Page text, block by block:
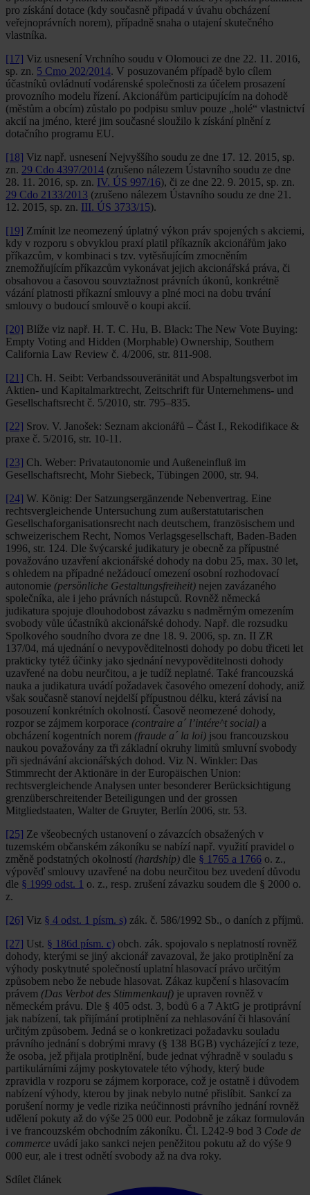
pro získání dotace (kdy současně připadá v úvahu obcházení
veřejnoprávních norem), případně snaha o utajení skutečného
vlastníka.
[17] Viz usnesení Vrchního soudu v Olomouci ze dne 22. 11. 2016,
sp. zn. 5 Cmo 202/2014. V posuzovaném případě bylo cílem
účastníků ovládnutí vodárenské společnosti za účelem prosazení
provozního modelu řízení. Akcionářům participujícím na dohodě
(městům a obcím) zůstalo po podpisu smluv pouze „holé“ vlastnictví
akcií na jméno, které jim současné sloužilo k získání plnění z
dotačního programu EU.
[18] Viz např. usnesení Nejvyššího soudu ze dne 17. 12. 2015, sp.
zn. 29 Cdo 4397/2014 (zrušeno nálezem Ústavního soudu ze dne
28. 11. 2016, sp. zn. IV. ÚS 997/16), či ze dne 22. 9. 2015, sp. zn.
29 Cdo 2133/2013 (zrušeno nálezem Ústavního soudu ze dne 21.
12. 2015, sp. zn. III. ÚS 3733/15).
[19] Zmínit lze neomezený úplatný výkon práv spojených s akciemi,
kdy v rozporu s obvyklou praxí platil příkazník akcionářům jako
příkazcům, v kombinaci s tzv. vytěsňujícím zmocněním
znemožňujícím příkazcům vykonávat jejich akcionářská práva, či
obsahovou a časovou souvztažnost právních úkonů, konkrétně
vázání platnosti příkazní smlouvy a plné moci na dobu trvání
smlouvy o budoucí smlouvě o koupi akcií.
[20] Blíže viz např. H. T. C. Hu, B. Black: The New Vote Buying:
Empty Voting and Hidden (Morphable) Ownership, Southern
California Law Review č. 4/2006, str. 811-908.
[21] Ch. H. Seibt: Verbandssouveränität und Abspaltungsverbot im
Aktien- und Kapitalmarktrecht, Zeitschrift für Unternehmens- und
Gesellschaftsrecht č. 5/2010, str. 795–835.
[22] Srov. V. Janošek: Seznam akcionářů – Část I., Rekodifikace &
praxe č. 5/2016, str. 10-11.
[23] Ch. Weber: Privatautonomie und Außeneinfluß im
Gesellschaftsrecht, Mohr Siebeck, Tübingen 2000, str. 94.
[24] W. König: Der Satzungsergänzende Nebenvertrag. Eine
rechtsvergleichende Untersuchung zum außerstatutarischen
Gesellschaforganisationsrecht nach deutschem, französischem und
schweizerischem Recht, Nomos Verlagsgesellschaft, Baden-Baden
1996, str. 124. Dle švýcarské judikatury je obecně za přípustné
považováno uzavření akcionářské dohody na dobu 25, max. 30 let,
s ohledem na případné nežádoucí omezení osobní rozhodovací
autonomie (persönliche Gestaltungsfreiheit) nejen zavázaného
společníka, ale i jeho právních nástupců. Rovněž německá
judikatura spojuje dlouhodobost závazku s nadměrným omezením
svobody vůle účastníků akcionářské dohody. Např. dle rozsudku
Spolkového soudního dvora ze dne 18. 9. 2006, sp. zn. II ZR
137/04, má ujednání o nevypověditelnosti dohody po dobu třiceti let
prakticky tytéž účinky jako sjednání nevypověditelnosti dohody
uzavřené na dobu neurčitou, a je tudíž neplatné. Také francouzská
nauka a judikatura uvádí požadavek časového omezení dohody, aniž
však současně stanoví nejdelší přípustnou délku, která závisí na
posouzení konkrétních okolností. Časově neomezené dohody,
rozpor se zájmem korporace (contraire a´ l’intére^t social) a
obcházení kogentních norem (fraude a´ la loi) jsou francouzskou
naukou považovány za tři základní okruhy limitů smluvní svobody
při sjednávání akcionářských dohod. Viz N. Winkler: Das
Stimmrecht der Aktionäre in der Europäischen Union:
rechtsvergleichende Analysen unter besonderer Berücksichtigung
grenzüberschreitender Beteiligungen und der grossen
Mitgliedstaaten, Walter de Gruyter, Berlín 2006, str. 53.
[25] Ze všeobecných ustanovení o závazcích obsažených v
tuzemském občanském zákoníku se nabízí např. využití pravidel o
změně podstatných okolností (hardship) dle § 1765 a 1766 o. z.,
výpověď smlouvy uzavřené na dobu neurčitou bez uvedení důvodu
dle § 1999 odst. 1 o. z., resp. zrušení závazku soudem dle § 2000 o.
z.
[26] Viz § 4 odst. 1 písm. s) zák. č. 586/1992 Sb., o daních z příjmů.
[27] Ust. § 186d písm. c) obch. zák. spojovalo s neplatností rovněž
dohody, kterými se jiný akcionář zavazoval, že jako protiplnění za
výhody poskytnuté společností uplatní hlasovací právo určitým
způsobem nebo že nebude hlasovat. Zákaz kupčení s hlasovacím
právem (Das Verbot des Stimmenkauf) je upraven rovněž v
německém právu. Dle § 405 odst. 3, bodů 6 a 7 AktG je protiprávní
jak nabízení, tak přijímání protiplnění za nehlasování či hlasování
určitým způsobem. Jedná se o konkretizaci požadavku souladu
právního jednání s dobrými mravy (§ 138 BGB) vycházející z teze,
že osoba, jež přijala protiplnění, bude jednat výhradně v souladu s
partikulárními zájmy poskytovatele této výhody, který bude
zpravidla v rozporu se zájmem korporace, což je ostatně i důvodem
nabízení výhody, kterou by jinak nebylo nutné přislíbit. Sankcí za
porušení normy je vedle rizika neúčinnosti právního jednání rovněž
udělení pokuty až do výše 25 000 eur. Podobně je zákaz formulován
i ve francouzském obchodním zákoníku. Čl. L242-9 bod 3 Code de
commerce uvádí jako sankci nejen peněžitou pokutu až do výše 9
000 eur, ale i trest odnětí svobody až na dva roky.
Sdílet článek